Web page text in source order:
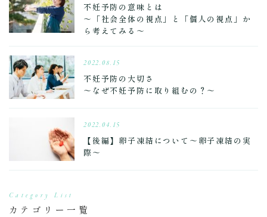
不妊予防の意味とは
～「社会全体の視点」と「個人の視点」か
ら考えてみる～
2022.08.15
不妊予防の大切さ
～なぜ不妊予防に取り組むの？～
2022.04.15
【後編】卵子凍結について～卵子凍結の実
際～
Category List
カテゴリー一覧